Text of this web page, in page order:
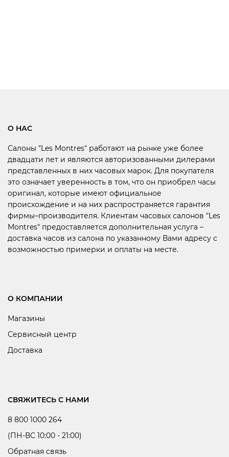
О НАС
Салоны "Les Montres" работают на рынке уже более
двадцати лет и являются авторизованными дилерами
представленных в них часовых марок. Для покупателя
это означает уверенность в том, что он приобрел часы
оригинал, которые имеют официальное
происхождение и на них распространяется гарантия
фирмы–производителя. Клиентам часовых салонов "Les
Montres" предоставляется дополнительная услуга –
доставка часов из салона по указанному Вами адресу с
возможностью примерки и оплаты на месте.
О КОМПАНИИ
Магазины
Сервисный центр
Доставка
СВЯЖИТЕСЬ С НАМИ
8 800 1000 264
(ПН-ВС 10:00 - 21:00)
Обратная связь